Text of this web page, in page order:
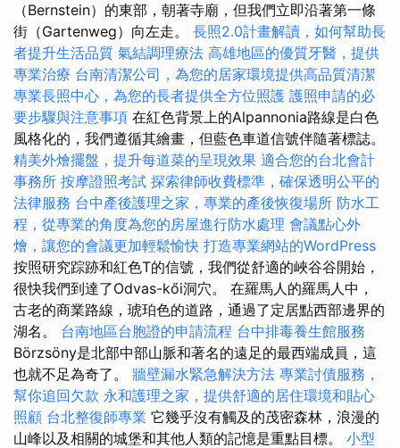
（Bernstein）的東部，朝著寺廟，但我們立即沿著第一條
街（Gartenweg）向左走。 長照2.0計畫解讀，如何幫助長
者提升生活品質 氣結調理療法 高雄地區的優質牙醫，提供
專業治療 台南清潔公司，為您的居家環境提供高品質清潔
專業長照中心，為您的長者提供全方位照護 護照申請的必
要步驟與注意事項 在紅色背景上的Alpannonia路線是白色
風格化的，我們遵循其繪畫，但藍色車道信號伴隨著標誌。
精美外燴擺盤，提升每道菜的呈現效果 適合您的台北會計
事務所 按摩證照考試 探索律師收費標準，確保透明公平的
法律服務 台中產後護理之家，專業的產後恢復場所 防水工
程，從專業的角度為您的房屋進行防水處理 會議點心外
燴，讓您的會議更加輕鬆愉快 打造專業網站的WordPress
按照研究踪跡和紅色T的信號，我們從舒適的峽谷谷開始，
很快我們到達了Odvas-kői洞穴。 在羅馬人的羅馬人中，
古老的商業路線，琥珀色的道路，通過了定居點西部邊界的
湖名。 台南地區台胞證的申請流程 台中排毒養生館服務
Börzsöny是北部中部山脈和著名的遠足的最西端成員，這
也就不足為奇了。 牆壁漏水緊急解決方法 專業討債服務，
幫你追回欠款 永和護理之家，提供舒適的居住環境和貼心
照顧 台北整復師專業 它幾乎沒有觸及的茂密森林，浪漫的
山峰以及相關的城堡和其他人類的記憶是重點目標。 小型